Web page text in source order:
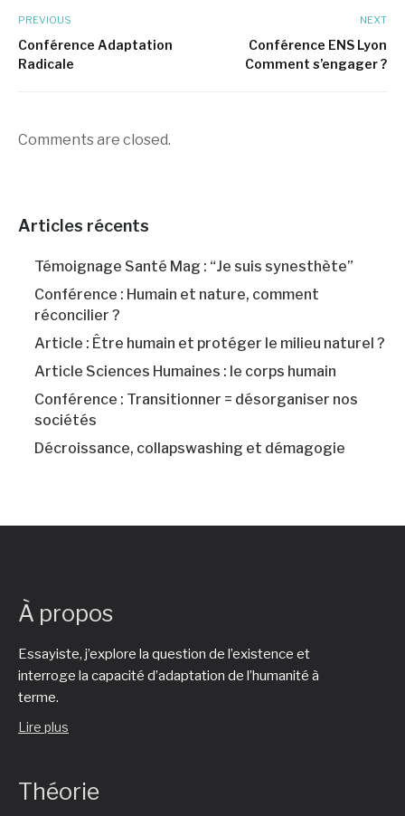
PREVIOUS
Conférence Adaptation
Radicale
NEXT
Conférence ENS Lyon
Comment s’engager ?
Comments are closed.
Articles récents
Témoignage Santé Mag : “Je suis synesthète”
Conférence : Humain et nature, comment
réconcilier ?
Article : Être humain et protéger le milieu naturel ?
Article Sciences Humaines : le corps humain
Conférence : Transitionner = désorganiser nos
sociétés
Décroissance, collapswashing et démagogie
À propos
Essayiste, j’explore la question de l’existence et
interroge la capacité d’adaptation de l’humanité à
terme.
Lire plus
Théorie